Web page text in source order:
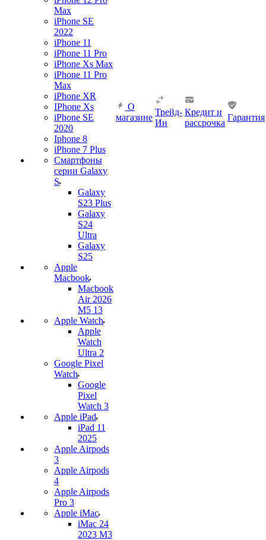
Max
iPhone SE
2022
iPhone 11
iPhone 11 Pro
iPhone Xs Max
iPhone 11 Pro
Max
iPhone XR
IPhone Xs
iPhone SE
2020
Iphone 8
iPhone 7 Plus
Смартфоны
серии Galaxy
S
Galaxy
S23 Plus
Galaxy
S24
Ultra
Galaxy
S25
Apple
Macbook
Macbook
Air 2026
M5 13
Apple Watch
Apple
Watch
Ultra 2
Google Pixel
Watch
Google
Pixel
Watch 3
Apple iPad
iPad 11
2025
Apple Airpods
3
Apple Airpods
4
Apple Airpods
Pro 3
Apple iMac
iMac 24
2023 M3
О
магазине
Трейд-
Ин
Кредит и
рассрочка
Гарантия